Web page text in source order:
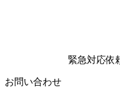
緊急対応依
お問い合わせ